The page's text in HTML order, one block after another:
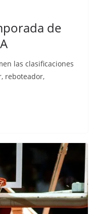
de
las clasificaciones
reboteador,